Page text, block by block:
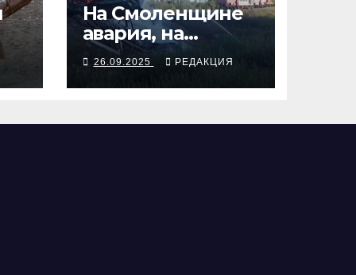
На Смоленщине
авария, на
Псковщине
взрыв
26.09.2025 РЕДАКЦИЯ